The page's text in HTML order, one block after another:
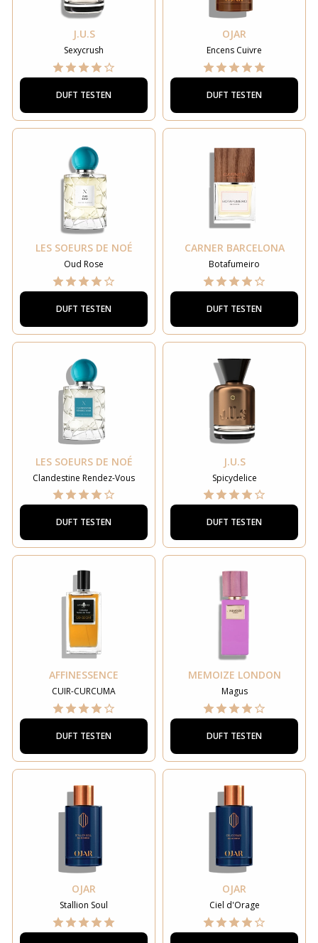
J.U.S
Sexycrush
DUFT TESTEN
OJAR
Encens Cuivre
DUFT TESTEN
LES SOEURS DE NOÉ
Oud Rose
DUFT TESTEN
CARNER BARCELONA
Botafumeiro
DUFT TESTEN
LES SOEURS DE NOÉ
Clandestine Rendez-Vous
DUFT TESTEN
J.U.S
Spicydelice
DUFT TESTEN
AFFINESSENCE
CUIR-CURCUMA
DUFT TESTEN
MEMOIZE LONDON
Magus
DUFT TESTEN
OJAR
Stallion Soul
OJAR
Ciel d'Orage